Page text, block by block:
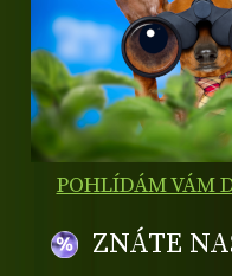
POHLÍDÁM VÁM
ZNÁTE